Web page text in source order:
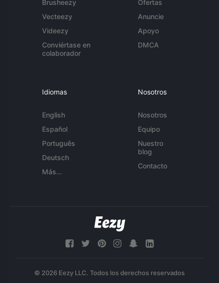
Brusheezy
Vecteezy
Videezy
Conviértase en
colaborador
Ofertas
Anuncie
Apoyo
DMCA
Idiomas
English
Español
Português
Deutsch
Más...
Nosotros
Nosotros
Equipo
Nuestro
blog
Contacto
© 2026 Eezy LLC. Todos los derechos reservados